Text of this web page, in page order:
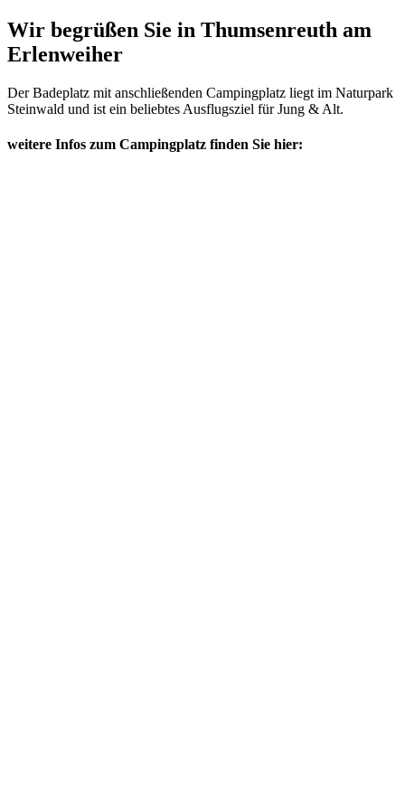
Wir begrüßen Sie in Thumsenreuth am
Erlenweiher
Der Badeplatz mit anschließenden Campingplatz liegt im Naturpark
Steinwald und ist ein beliebtes Ausflugsziel für Jung & Alt.
weitere Infos zum Campingplatz finden Sie hier: